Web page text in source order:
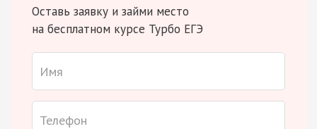
Оставь заявку и займи место
на бесплатном курсе Турбо ЕГЭ